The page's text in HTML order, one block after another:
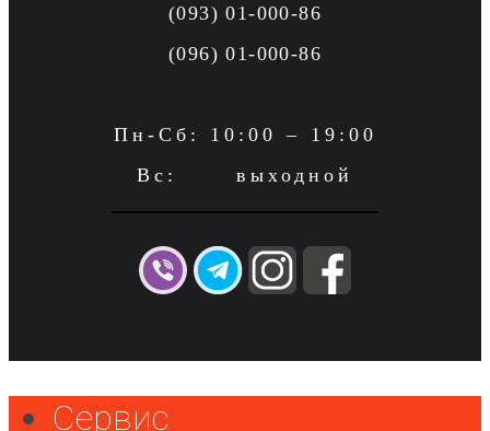
(093) 01-000-86
(096) 01-000-86
Пн-Сб: 10:00 – 19:00
Вс: выходной
Сервис